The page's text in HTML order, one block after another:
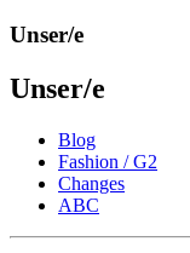
Unser/e
Unser/e
Blog
Fashion / G2
Changes
ABC